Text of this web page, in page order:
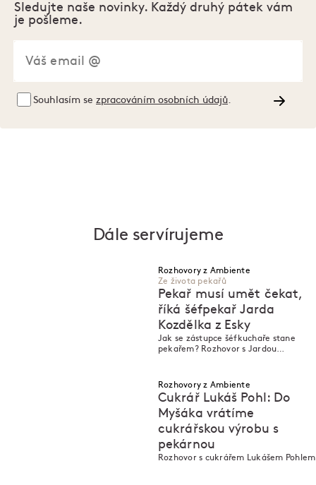
Sledujte naše novinky. Každý druhý pátek vám
je pošleme.
Souhlasím se zpracováním osobních údajů
Dále servírujeme
Rozhovory z Ambiente
Ze života pekařů
Pekař musí umět čekat,
říká šéfpekař Jarda
Kozdělka z Esky
Jak se zástupce šéfkuchaře stane
pekařem? Rozhovor s Jardou
Rozhovory z Ambiente
Cukrář Lukáš Pohl: Do
Myšáka vrátíme
cukrářskou výrobu s
pekárnou
Rozhovor s cukrářem Lukášem Pohlem